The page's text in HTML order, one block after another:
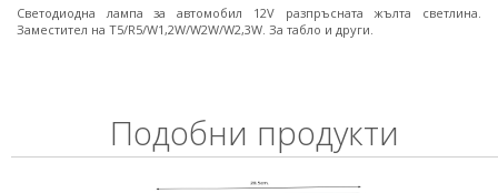
Светодиодна лампа за автомобил 12V разпръсната жълта светлина.
Заместител на T5/R5/W1,2W/W2W/W2,3W. За табло и други.
Подобни продукти